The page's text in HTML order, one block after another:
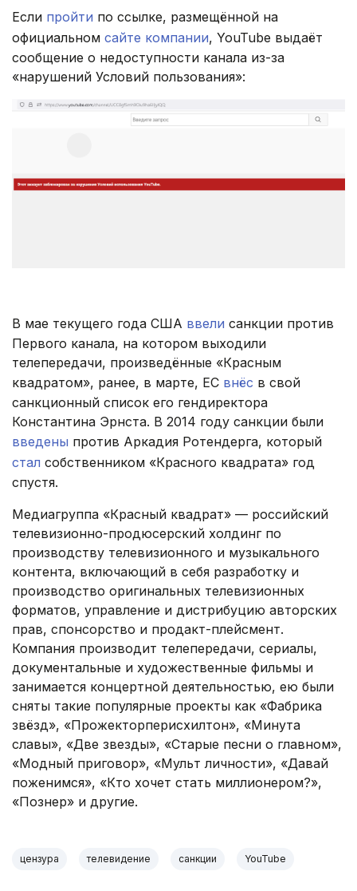
Если пройти по ссылке, размещённой на
официальном сайте компании, YouTube выдаёт
сообщение о недоступности канала из-за
«нарушений Условий пользования»:
В мае текущего года США ввели санкции против
Первого канала, на котором выходили
телепередачи, произведённые «Красным
квадратом», ранее, в марте, ЕС внёс в свой
санкционный список его гендиректора
Константина Эрнста. В 2014 году санкции были
введены против Аркадия Ротендерга, который
стал собственником «Красного квадрата» год
спустя.
Медиагруппа «Красный квадрат» — российский
телевизионно-продюсерский холдинг по
производству телевизионного и музыкального
контента, включающий в себя разработку и
производство оригинальных телевизионных
форматов, управление и дистрибуцию авторских
прав, спонсорство и продакт-плейсмент.
Компания производит телепередачи, сериалы,
документальные и художественные фильмы и
занимается концертной деятельностью, ею были
сняты такие популярные проекты как «Фабрика
звёзд», «Прожекторперисхилтон», «Минута
славы», «Две звезды», «Старые песни о главном»,
«Модный приговор», «Мульт личности», «Давай
поженимся», «Кто хочет стать миллионером?»,
«Познер» и другие.
цензура телевидение санкции YouTube